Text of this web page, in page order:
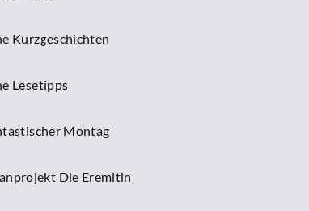
Kurzgeschichten
Lesetipps
Montag
Die Eremitin